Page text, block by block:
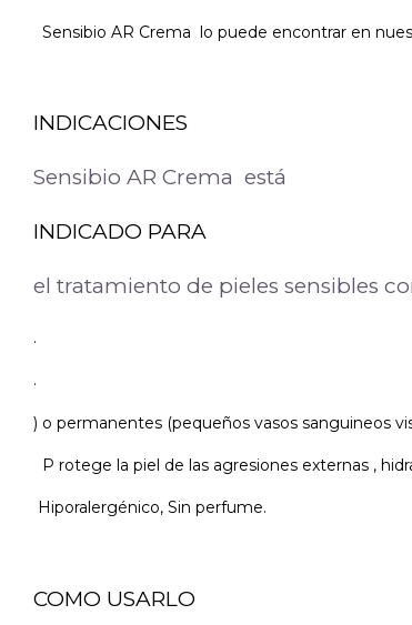
Sensibio AR Crema lo puede encontrar en
INDICACIONES
Sensibio AR Crema está
INDICADO PARA
el tratamiento de pieles sensibles
.
.
) o permanentes (pequeños vasos sanguineos
P rotege la piel de las agresiones externas ,
Hiporalergénico, Sin perfume.
COMO USARLO